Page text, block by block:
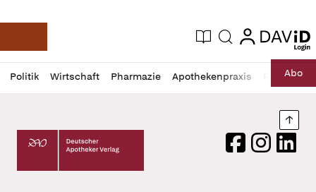
Deutsche Apotheker Zeitung
Aktuelle Ausgabe
Suche login
login
Politik Wirtschaft Pharmazie Apothekenpraxis RechtAbo
Profil
öffnen
Daz
Pur
Deutscher Apotheker Verlag Logo
FacebookInstagram